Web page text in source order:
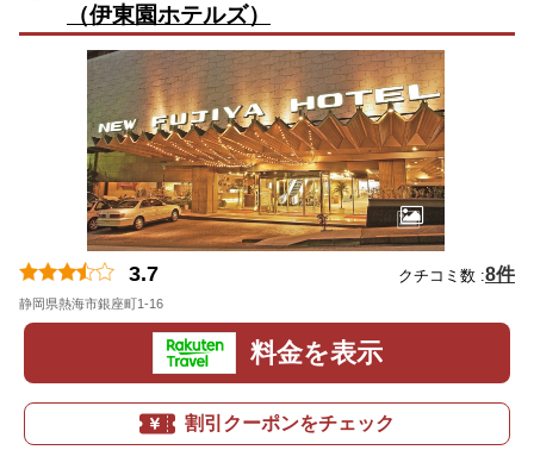
（伊東園ホテルズ）
3.7 クチコミ数 :8件
静岡県熱海市銀座町1-16
料金を表示
割引クーポンをチェック